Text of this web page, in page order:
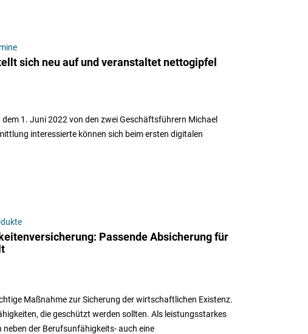
sich neu auf und veranstaltet nettogipfel
1. Juni 2022 von den zwei Geschäftsführern Michael
interessierte können sich beim ersten digitalen
Passende Absicherung für
Maßnahme zur Sicherung der wirtschaftlichen Existenz.
die geschützt werden sollten. Als leistungsstarkes
der Berufsunfähigkeits- auch eine